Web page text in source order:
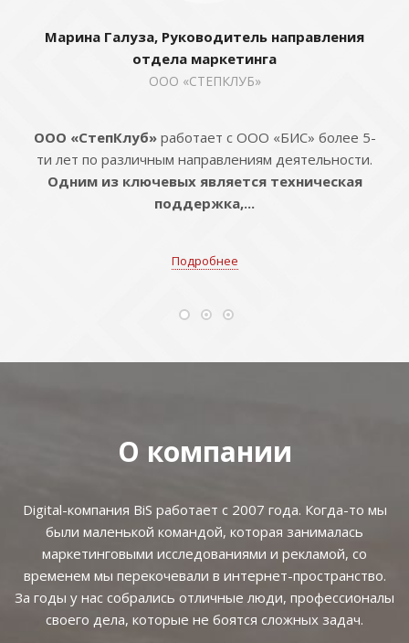
Марина Галуза, Руководитель направления
отдела маркетинга
ООО «СТЕПКЛУБ»
ООО «СтепКлуб»работает с ООО «БИС» более 5-
ти лет по различным направлениям деятельности.
Одним из ключевых является техническая
поддержка,...
Подробнее
О компании
Digital-компания BiS работает с 2007 года. Когда-то мы
были маленькой командой, которая занималась
маркетинговыми исследованиями и рекламой, со
временем мы перекочевали в интернет-пространство.
За годы у нас собрались отличные люди, профессионалы
своего дела, которые не боятся сложных задач.